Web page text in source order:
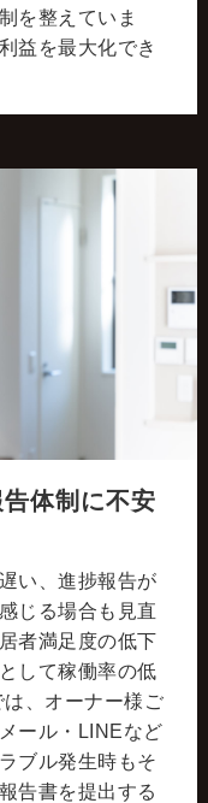
を整えていま
益を最大化でき
体制に不安
い、進捗報告が
じる場合も見直
者満足度の低下
して稼働率の低
、オーナー様ご
ール・LINEなど
ブル発生時もそ
告書を提出する